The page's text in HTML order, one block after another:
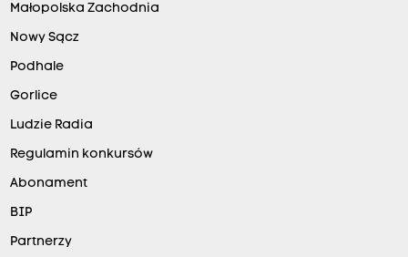
Małopolska Zachodnia
Nowy Sącz
Podhale
Gorlice
Ludzie Radia
Regulamin konkursów
Abonament
BIP
Partnerzy